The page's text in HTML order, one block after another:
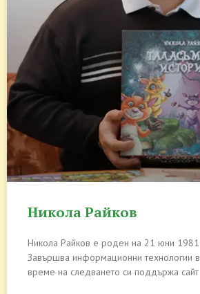
Никола Райков
Никола Райков е роден на 21 юни 1981
Завършва информационни технологии в
време на следването си поддържа сайт